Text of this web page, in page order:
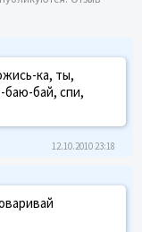
ка, ты,
бай, спи,
12.10.2010 23:18